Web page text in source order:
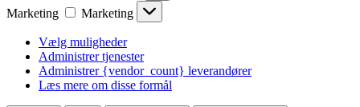
Marketing
Marketing
Vælg muligheder
Administrer tjenester
Administrer {vendor_count} leverandører
Læs mere om disse formål